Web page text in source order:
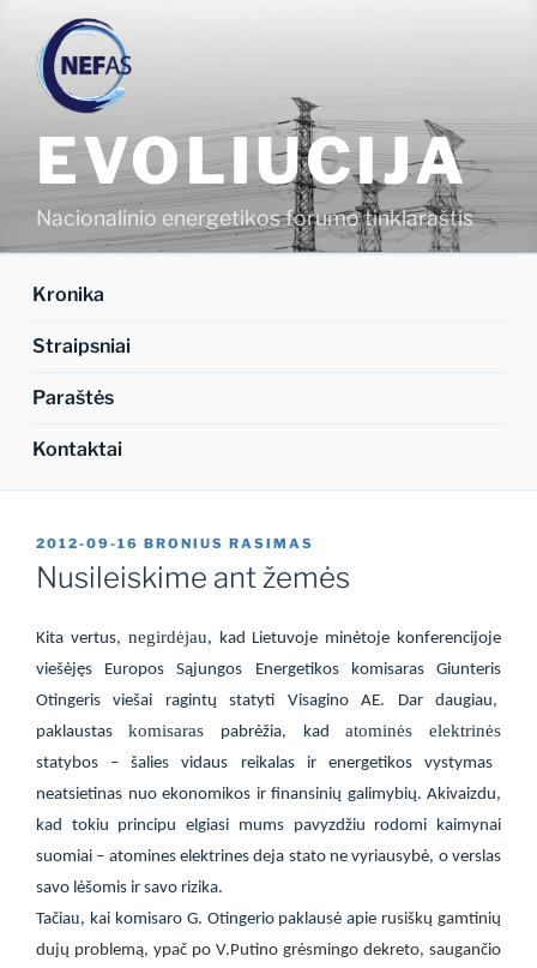
turinio
EVOLIUCIJA
Nacionalinio energetikos forumo tinklaraštis
Kronika
Straipsniai
Paraštės
Kontaktai
PASKELBTA
2012-09-16 BRONIUS RASIMAS
Nusileiskime ant žemės
Kita vertus, negirdėjau, kad Lietuvoje minėtoje konferencijoje
viešėjęs Europos Sąjungos Energetikos komisaras Giunteris
Otingeris viešai ragintų statyti Visagino AE. Dar daugiau,
paklaustaskomisaras pabrėžia, kad atominės elektrinės
statybos – šalies vidaus reikalas ir energetikos vystymas
neatsietinas nuo ekonomikos ir finansinių galimybių. Akivaizdu,
kad tokiu principu elgiasi mums pavyzdžiu rodomi kaimynai
suomiai – atomines elektrines deja stato ne vyriausybė, o verslas
savo lėšomis ir savo rizika.
Tačiau, kai komisaro G. Otingerio paklausė apie rusiškų gamtinių
dujų problemą, ypač po V.Putino grėsmingo dekreto, saugančio